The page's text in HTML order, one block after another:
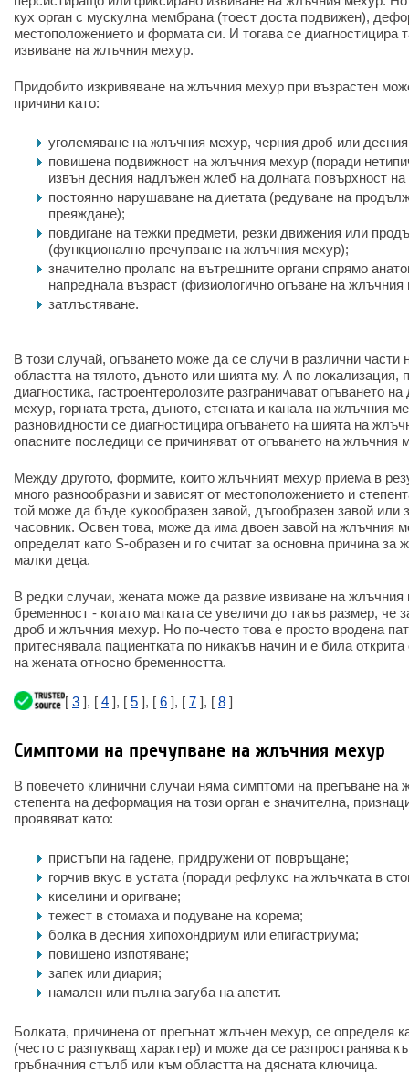
кух орган с мускулна мембрана (тоест доста подвижен),
местоположението и формата си. И тогава се диагностицира
извиване на жлъчния мехур.
Придобито изкривяване на жлъчния мехур при възрастен
причини като:
уголемяване на жлъчния мехур, черния дроб или
повишена подвижност на жлъчния мехур (поради
извън десния надлъжен жлеб на долната повърхност
постоянно нарушаване на диетата (редуване на
преяждане);
повдигане на тежки предмети, резки движения или
(функционално пречупване на жлъчния мехур);
значително пролапс на вътрешните органи спрямо
напреднала възраст (физиологично огъване на жлъчния
затлъстяване.
В този случай, огъването може да се случи в различни части
областта на тялото, дъното или шията му. А по локализация,
диагностика, гастроентеролозите разграничават огъването
мехур, горната трета, дъното, стената и канала на жлъчния
разновидности се диагностицира огъването на шията на
опасните последици се причиняват от огъването на жлъчния
Между другото, формите, които жлъчният мехур приема в
много разнообразни и зависят от местоположението и
той може да бъде кукообразен завой, дъгообразен завой
часовник. Освен това, може да има двоен завой на жлъчния
определят като S-образен и го считат за основна причина за
малки деца.
В редки случаи, жената може да развие извиване на
бременност - когато матката се увеличи до такъв размер, че
дроб и жлъчния мехур. Но по-често това е просто вродена
притеснявала пациентката по никакъв начин и е била
на жената относно бременността.
[ 3 ], [ 4 ], [ 5 ], [ 6 ], [ 7 ], [ 8 ]
Симптоми на пречупване на жлъчния мехур
В повечето клинични случаи няма симптоми на прегъване на
степента на деформация на този орган е значителна,
проявяват като:
пристъпи на гадене, придружени от повръщане;
горчив вкус в устата (поради рефлукс на жлъчката в
киселини и оригване;
тежест в стомаха и подуване на корема;
болка в десния хипохондриум или епигастриума;
повишено изпотяване;
запек или диария;
намален или пълна загуба на апетит.
Болката, причинена от прегънат жлъчен мехур, се определя
(често с разпукващ характер) и може да се разпространява
гръбначния стълб или към областта на дясната ключица.